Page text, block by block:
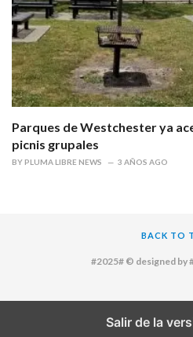
Parques de Westchester ya
picnis grupales
BY PLUMA LIBRE NEWS 3 AÑOS AGO
BACK TO
#2025# © designed by
Salir de la